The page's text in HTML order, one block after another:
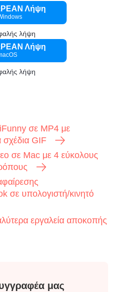
Λήψη
λήψη
Λήψη
λήψη
σε MP4 με
σχέδια GIF
σε Mac με 4 εύκολους
σε υπολογιστή/κινητό
εργαλεία αποκοπής
μας